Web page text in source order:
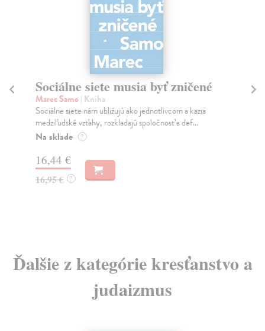
Sociálne siete musia byť zničené
Marec Samo| Kniha
Sociálne siete nám ubližujú ako jednotlivcom a kazia
medziľudské vzťahy, rozkladajú spoločnosť a def...
Na sklade ?
16,44 €
16,95 € ?
Ďalšie z kategórie kresťanstvo a
judaizmus